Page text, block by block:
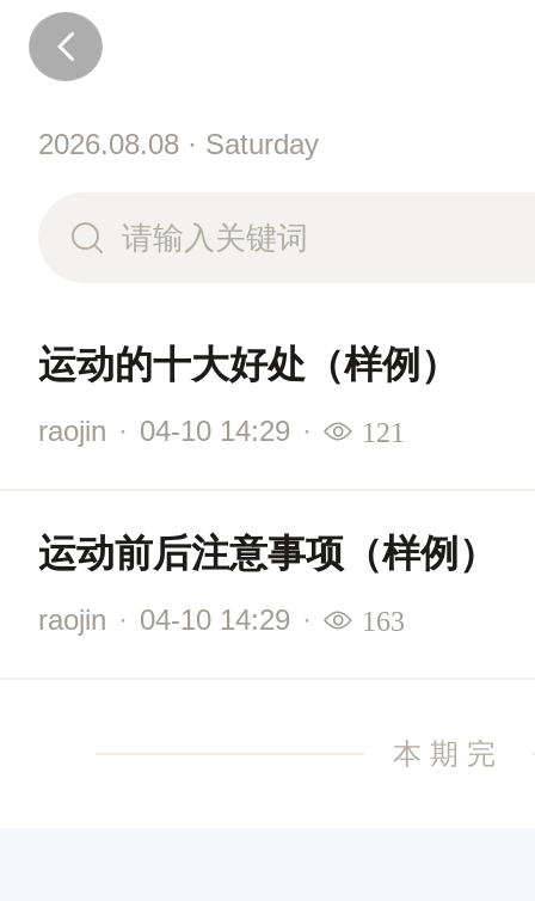
2026.08.08 · Saturday
运动的十大好处（样例）
raojin · 04-10 14:29 · 121
运动前后注意事项（样例）
raojin · 04-10 14:29 · 163
本期完